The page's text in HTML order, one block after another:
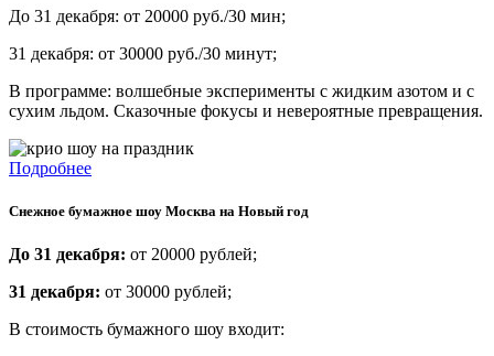
До 31 декабря: от 20000 руб./30 мин;
31 декабря: от 30000 руб./30 минут;
В программе: волшебные эксперименты с жидким азотом и с
сухим льдом. Сказочные фокусы и невероятные превращения.
Подробнее
Снежное бумажное шоу Москва на Новый год
До 31 декабря: от 20000 рублей;
31 декабря: от 30000 рублей;
В стоимость бумажного шоу входит: